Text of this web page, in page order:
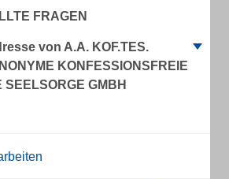
FRAGEN
von A.A. KOF.TES.
KONFESSIONSFREIE
GMBH